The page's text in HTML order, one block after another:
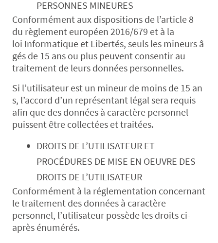
PERSONNES MINEURES
Conformément aux dispositions de l’article 8
du règlement européen 2016/679 et à la
loi Informatique et Libertés, seuls les mineurs â
gés de 15 ans ou plus peuvent consentir au
traitement de leurs données personnelles.
Si l’utilisateur est un mineur de moins de 15 an
s, l’accord d’un représentant légal sera requis
afin que des données à caractère personnel
puissent être collectées et traitées.
DROITS DE L’UTILISATEUR ET
PROCÉDURES DE MISE EN OEUVRE DES
DROITS DE L’UTILISATEUR
Conformément à la réglementation concernant
le traitement des données à caractère
personnel, l’utilisateur possède les droits ci-
après énumérés.